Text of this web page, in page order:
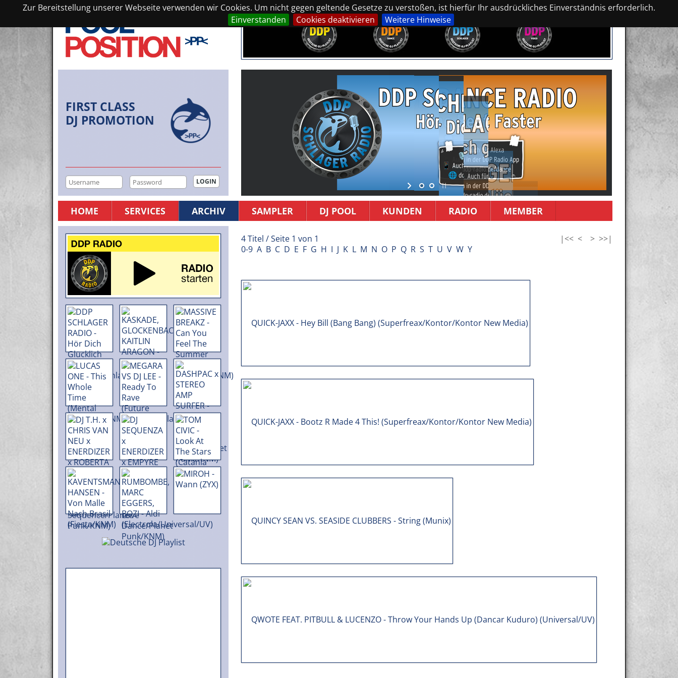
Zur Bereitstellung unserer Webseite verwenden wir Cookies. Um nicht gegen geltende Gesetze zu verstoßen, ist hierfür Ihr ausdrückliches Einverständnis erforderlich.
Einverstanden
Cookies deaktivieren Weitere Hinweise
FIRST CLASS
DJ PROMOTION
HOME SERVICES ARCHIV SAMPLER DJ POOL KUNDEN RADIO MEMBER
4 Titel / Seite 1 von 1 |<< < > >>|
0-9 A B C D E F G H I J K L M N O P Q R S T U V W Y